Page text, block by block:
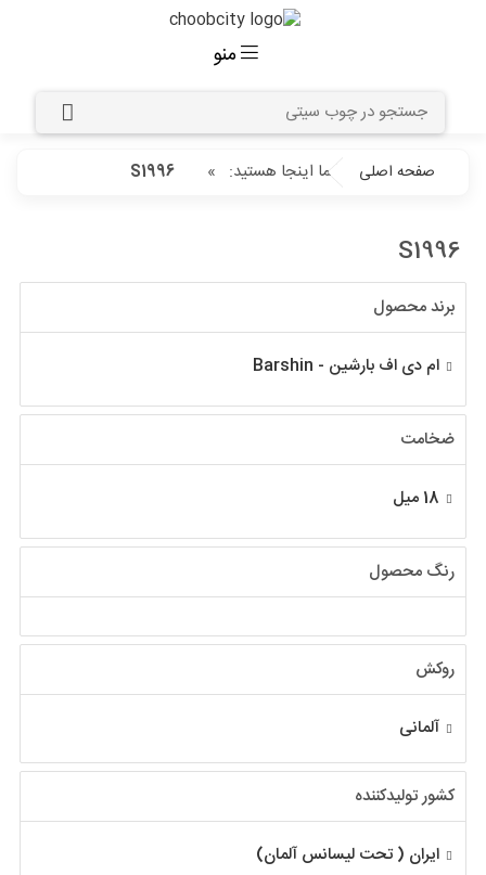
منو
شما اینجا هستید: صفحه اصلی »
S1996
S1996
برند محصول
ام دی اف بارشین - Barshin
ضخامت
18 میل
رنگ محصول
روکش
آلمانی
کشور تولیدکننده
ایران ( تحت لیسانس آلمان)